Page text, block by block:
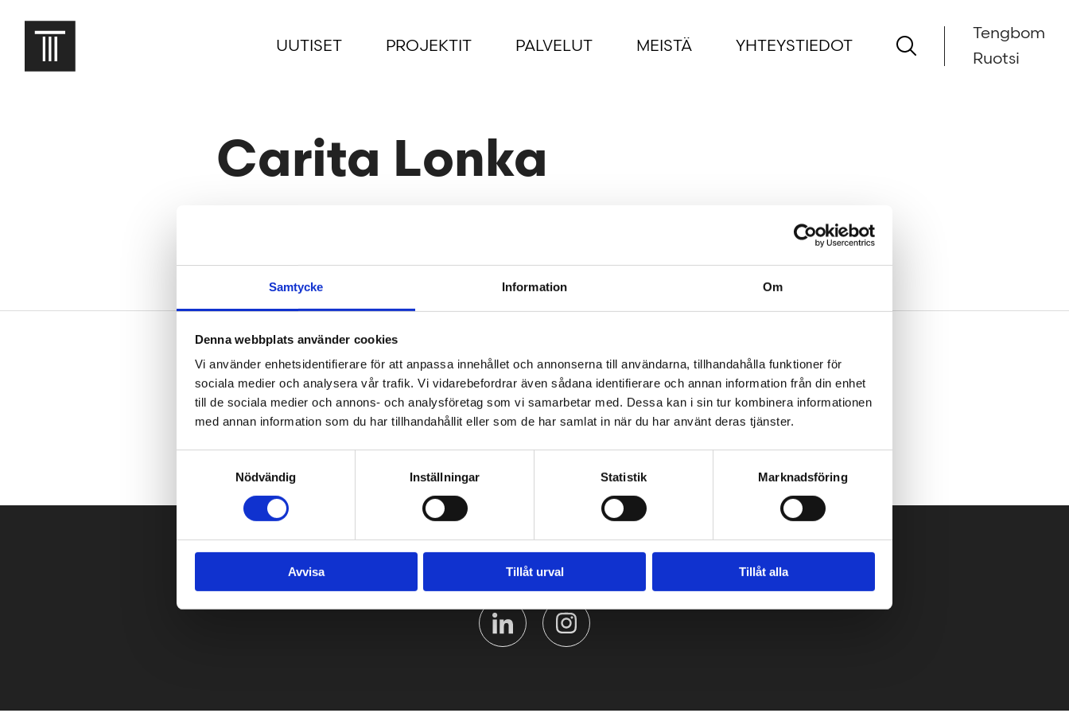
Samtycke Information Om
Denna webbplats använder cookies
Vi använder enhetsidentifierare för att anpassa innehållet och annonserna till användarna, tillhandahålla funktioner för
sociala medier och analysera vår trafik. Vi vidarebefordrar även sådana identifierare och annan information från din enhet
till de sociala medier och annons- och analysföretag som vi samarbetar med. Dessa kan i sin tur kombinera informationen
med annan information som du har tillhandahållit eller som de har samlat in när du har använt deras tjänster.
Nödvändig
Inställningar Statistik Marknadsföring
Avvisa Tillåt urval Tillåt alla
UUTISET PROJEKTIT PALVELUT MEISTÄ YHTEYSTIEDOT
Tengbom
Ruotsi
Carita Lonka
Alatunniste
PIKALINKIT
Yritys
Rekisteriote Laskutustiedot
SEURAA MEITÄ